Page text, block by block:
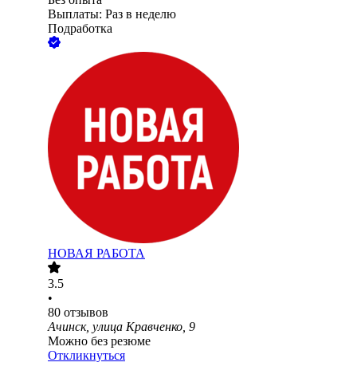
Выплаты: Раз в неделю
Подработка
НОВАЯ РАБОТА
3.5
•
80 отзывов
Ачинск, улица Кравченко, 9
Можно без резюме
Откликнуться